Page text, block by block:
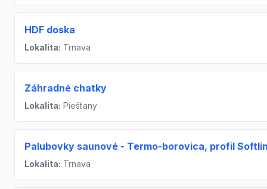
HDF doska
Lokalita: Trnava
Záhradné chatky
Lokalita: Piešťany
Palubovky saunové - Termo-borovica, profil
Lokalita: Trnava